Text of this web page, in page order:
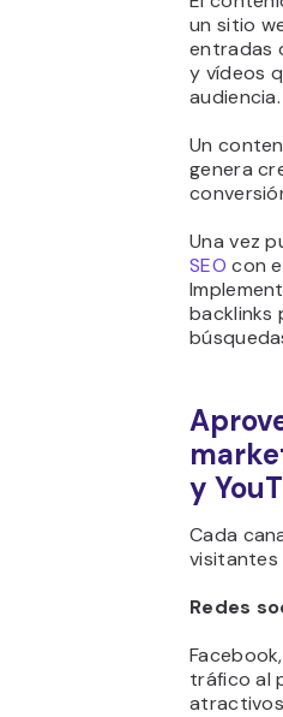
un sitio
entradas
y vídeos
audiencia.
Un
genera
Una vez
SEO con
backlinks
y
Cada
visitantes
Redes
tráfico al